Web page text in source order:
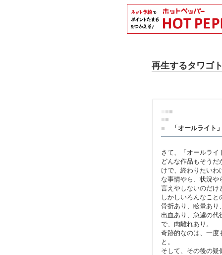
再生するタワゴ
■■
■■
■
「オールライト
さて、「オールライ
どんな作品もそう
けで、終わりたいわ
な事情やら、状況や
言えやしないのだけ
しかしいろんなこ
骨折あり、眩暈あり
出血あり、急遽の代
で、肉離れあり。
奇跡的なのは、一度
と。
そして、その後の疑